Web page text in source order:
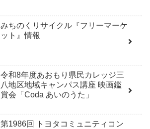
みちのくリサイクル『フリーマーケ
ット』情報
令和8年度あおもり県民カレッジ三
八地区地域キャンパス講座 映画鑑
賞会「Coda あいのうた」
第1986回 トヨタコミュニティコン